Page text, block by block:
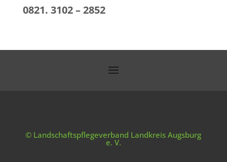
0821. 3102 – 2852
© Landschaftspflegeverband Landkreis Augsburg
e. V.